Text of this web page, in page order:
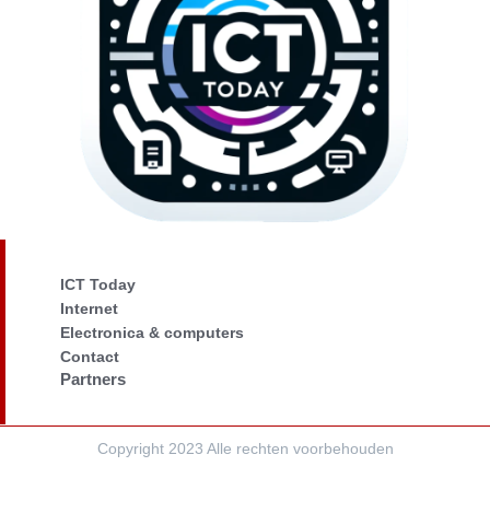
ICT Today
Internet
Electronica & computers
Contact
Partners
Copyright 2023 Alle rechten voorbehouden